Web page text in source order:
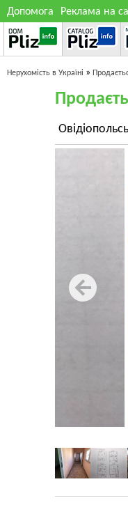
Допомога Реклама на
Нерухомість в Україні »